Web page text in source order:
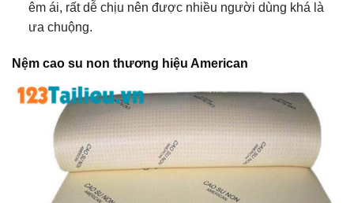
êm ái, rất dễ chịu nên được nhiều người dùng khá là
ưa chuộng.
Nệm cao su non thương hiệu American